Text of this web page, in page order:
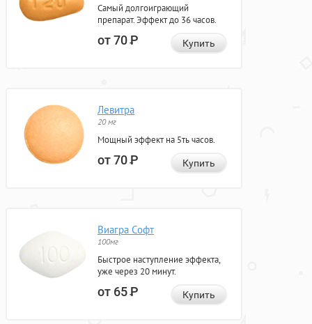
Самый долгоиграющий
препарат. Эффект до 36 часов.
от 70Р Купить
Левитра
20 мг
Мощный эффект на 5ть часов.
от 70Р Купить
Виагра Софт
100мг
Быстрое наступление эффекта,
уже через 20 минут.
от 65Р Купить